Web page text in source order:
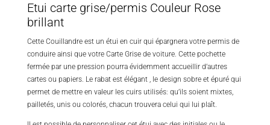
Etui carte grise/permis Couleur Rose
brillant
Cette Couillandre est un étui en cuir qui épargnera votre permis de
conduire ainsi que votre Carte Grise de voiture. Cette pochette
fermée par une pression pourra évidemment accueillir d’autres
cartes ou papiers. Le rabat est élégant , le design sobre et épuré qui
permet de mettre en valeur les cuirs utilisés: qu’ils soient mixtes,
pailletés, unis ou colorés, chacun trouvera celui qui lui plaît.